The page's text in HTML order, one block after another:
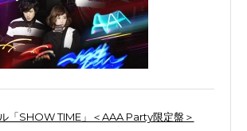
「SHOW TIME」＜AAA Party限定盤＞